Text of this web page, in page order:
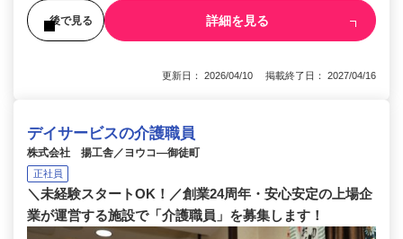
後で見る 詳細を見る
更新日： 2026/04/10 掲載終了日： 2027/04/16
デイサービスの介護職員
株式会社 揚工舎／ヨウコ―御徒町
正社員
＼未経験スタートOK！／創業24周年・安心安定の上場企
業が運営する施設で「介護職員」を募集します！